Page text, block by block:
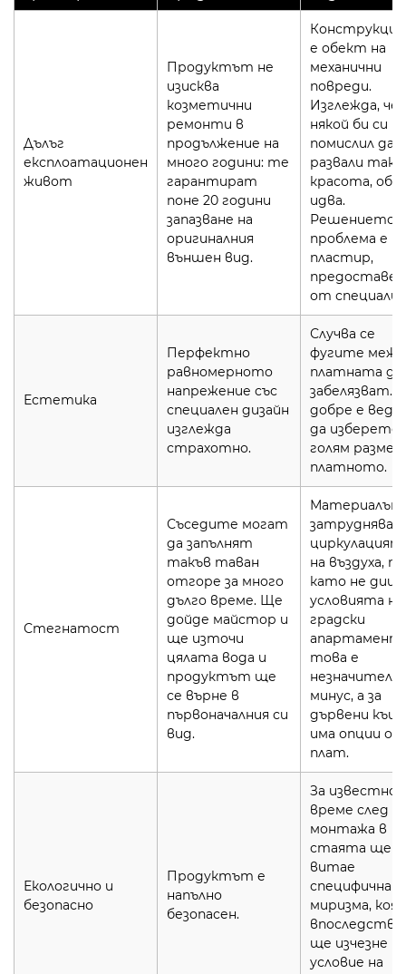
Дълъг
експлоатационен
живот
Продуктът не
изисква
козметични
ремонти в
продължение на
много години: те
гарантират
поне 20 години
запазване на
оригиналния
външен вид.
е обект на
механични
повреди.
Изглежда, че
някой би си
помислил да
развали
красота,
идва.
Решението
проблема е
пластир,
предоставен
от
Естетика
Перфектно
равномерното
напрежение със
специален дизайн
изглежда
страхотно.
Случва се
фугите
платната да
забелязват.
добре е
да изберете
голям размер
платното.
Стегнатост
Съседите могат
да запълнят
такъв таван
отгоре за много
дълго време. Ще
дойде майстор и
ще източи
цялата вода и
продуктът ще
се върне в
първоначалния си
вид.
Материалът
затруднява
на въздуха,
като не
условията на
градски
това е
минус, а за
дървени
има опции от
плат.
Екологично и
безопасно
Продуктът е
напълно
безопасен.
За известно
време след
монтажа в
стаята ще
витае
специфична
миризма,
ще изчезне
условие на